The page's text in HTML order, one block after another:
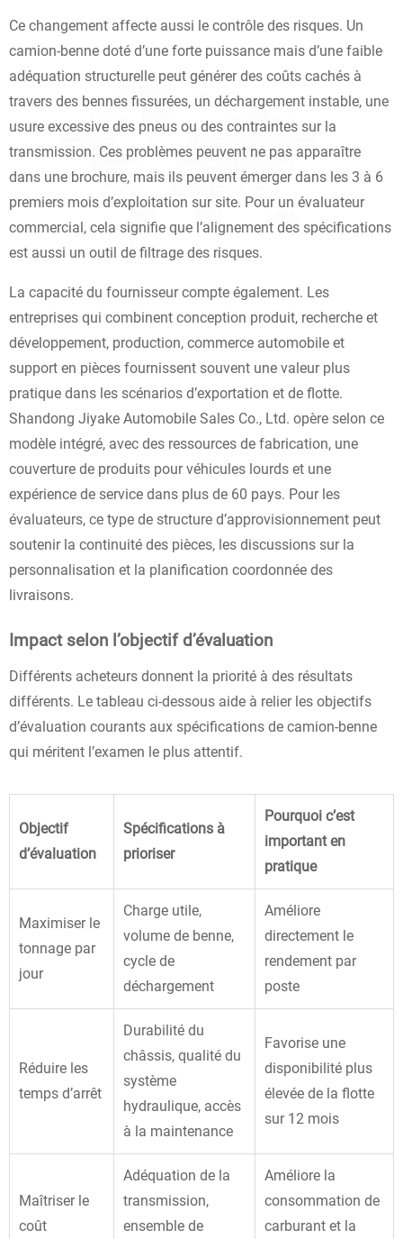
Ce changement affecte aussi le contrôle des risques. Un
camion-benne doté d’une forte puissance mais d’une faible
adéquation structurelle peut générer des coûts cachés à
travers des bennes fissurées, un déchargement instable, une
usure excessive des pneus ou des contraintes sur la
transmission. Ces problèmes peuvent ne pas apparaître
dans une brochure, mais ils peuvent émerger dans les 3 à 6
premiers mois d’exploitation sur site. Pour un évaluateur
commercial, cela signifie que l’alignement des spécifications
est aussi un outil de filtrage des risques.
La capacité du fournisseur compte également. Les
entreprises qui combinent conception produit, recherche et
développement, production, commerce automobile et
support en pièces fournissent souvent une valeur plus
pratique dans les scénarios d’exportation et de flotte.
Shandong Jiyake Automobile Sales Co., Ltd. opère selon ce
modèle intégré, avec des ressources de fabrication, une
couverture de produits pour véhicules lourds et une
expérience de service dans plus de 60 pays. Pour les
évaluateurs, ce type de structure d’approvisionnement peut
soutenir la continuité des pièces, les discussions sur la
personnalisation et la planification coordonnée des
livraisons.
Impact selon l’objectif d’évaluation
Différents acheteurs donnent la priorité à des résultats
différents. Le tableau ci-dessous aide à relier les objectifs
d’évaluation courants aux spécifications de camion-benne
qui méritent l’examen le plus attentif.
Objectif
d’évaluation
Spécifications à
prioriser
Pourquoi c’est
important en
pratique
Maximiser le
tonnage par
jour
Charge utile,
volume de benne,
cycle de
déchargement
Améliore
directement le
rendement par
poste
Réduire les
temps d’arrêt
Durabilité du
châssis, qualité du
système
hydraulique, accès
à la maintenance
Favorise une
disponibilité plus
élevée de la flotte
sur 12 mois
Maîtriser le
coût
Adéquation de la
transmission,
ensemble de
Améliore la
consommation de
carburant et la